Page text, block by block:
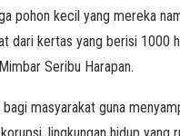
pohon kecil yang mereka
dari kertas yang berisi 1000
Seribu Harapan.
masyarakat guna